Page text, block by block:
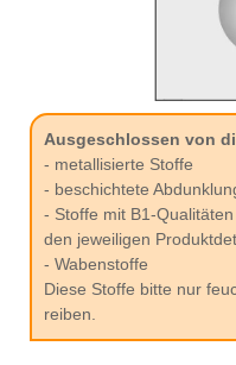
Ausgeschlossen von
- metallisierte Stoffe
- beschichtete
- Stoffe mit B1-
den jeweiligen
- Wabenstoffe
Diese Stoffe bitte nur
reiben.